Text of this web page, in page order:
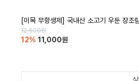
[이목 무항생제] 국내산 소고기 우둔 장조
12,500원
12% 11,000원